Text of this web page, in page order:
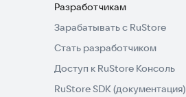
Разработчикам
Зарабатывать с RuStore
Стать разработчиком
Доступ к RuStore Консоль
RuStore SDK (документация)